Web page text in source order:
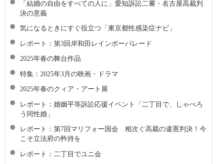
「結婚の自由をすべての人に」愛知訴訟二審・名古屋高裁判
決の意義
気になるときにすぐ役立つ「東京都性感染症ナビ」
レポート：第3回岸和田レインボーパレード
2025年春の舞台作品
特集：2025年3月の映画・ドラマ
2025年春のクィア・アート展
レポート：婚姻平等訴訟応援イベント「二丁目で、しゃべろ
う同性婚」
レポート：第7回マリフォー国会 相次ぐ高裁の違憲判決！今
こそ立法府の矜持を
レポート：二丁目でユニ会